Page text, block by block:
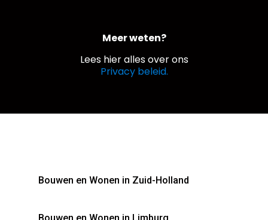
Meer weten?
Lees hier alles over ons
Privacy beleid.
Bouwen en Wonen in Zuid-Holland
Bouwen en Wonen in Limburg